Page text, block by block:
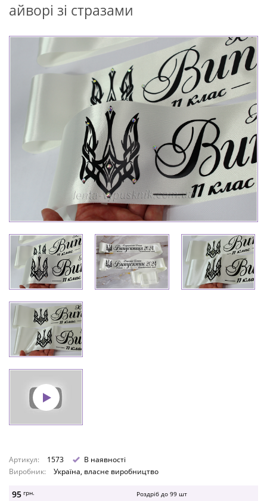
айворі зі стразами
Артикул: 1573
В наявності
Виробник:
Україна, власне виробництво
95 грн. Роздріб до 99 шт